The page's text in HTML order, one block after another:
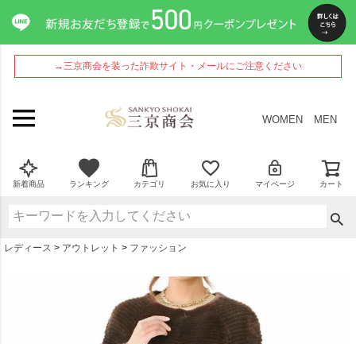
→三京商会を装った詐欺サイト・メールにご注意ください
WOMEN MEN
新着商品 ランキング カテゴリ お気に入り マイページ カート
レディース アウトレット ファッション
ペー
ジト
ップ
へ